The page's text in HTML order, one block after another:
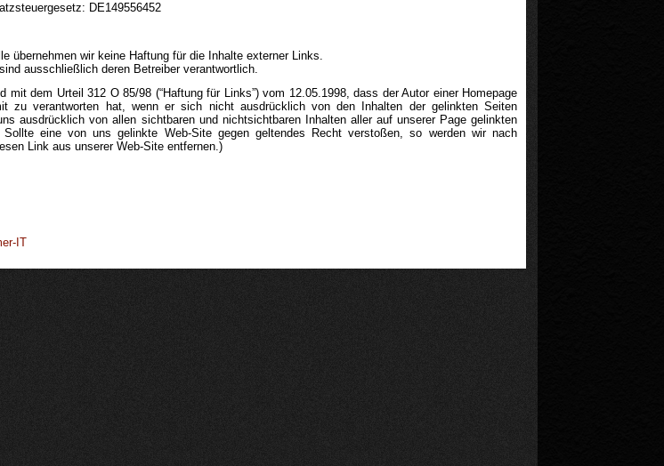
DE149556452
übernehmen wir keine Haftung für die Inhalte externer Links.
ausschließlich deren Betreiber verantwortlich.
mit dem Urteil 312 O 85/98 (“Haftung für Links”) vom 12.05.1998, dass der Autor einer Homepage
zu verantworten hat, wenn er sich nicht ausdrücklich von den Inhalten der gelinkten Seiten
ausdrücklich von allen sichtbaren und nichtsichtbaren Inhalten aller auf unserer Page gelinkten
Sollte eine von uns gelinkte Web-Site gegen geltendes Recht verstoßen, so werden wir nach
Link aus unserer Web-Site entfernen.)
IT